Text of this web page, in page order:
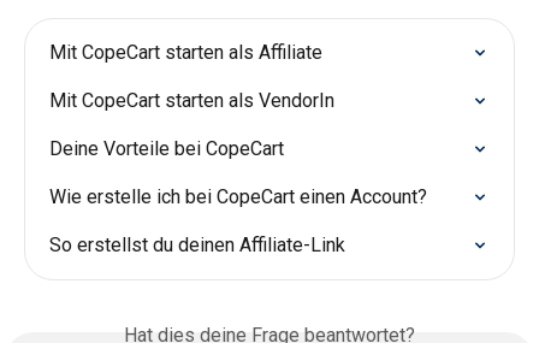
Mit CopeCart starten als Affiliate
Mit CopeCart starten als VendorIn
Deine Vorteile bei CopeCart
Wie erstelle ich bei CopeCart einen Account?
So erstellst du deinen Affiliate-Link
Hat dies deine Frage beantwortet?